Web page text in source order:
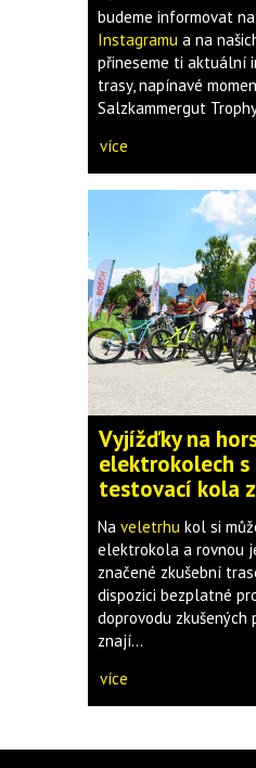
budeme informovat na
Instagramua na
přineseme ti aktuální
trasy, napínavé
Salzkammergut
více
Vyjížďky na
elektrokolech s
testovací kola
Na veletrhukol si
elektrokola a rovnou
značené zkušební
dispozici bezplatné
doprovodu zkušených
znají...
více